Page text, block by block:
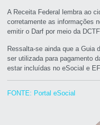
A Receita Federal lembra ao
corretamente as informações
emitir o Darf por meio da
Ressalta-se ainda que a Guia
ser utilizada para pagamento
estar incluídas no eSocial e
FONTE: Portal eSocial